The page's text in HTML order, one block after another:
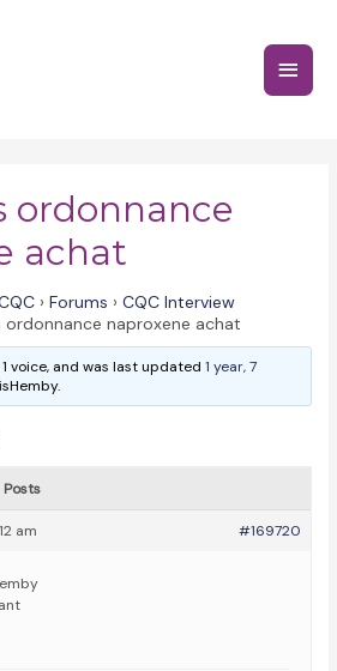
Main
ordonnance
achat
› Forums › CQC Interview
ordonnance naproxene achat
voice, and was last updated1 year, 7
Posts
am #169720